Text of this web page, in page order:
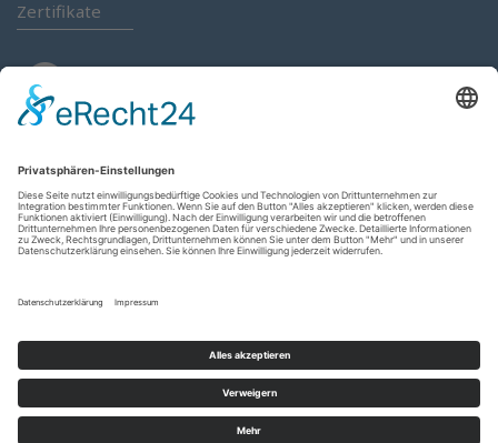
Zertifikate
Anmelden